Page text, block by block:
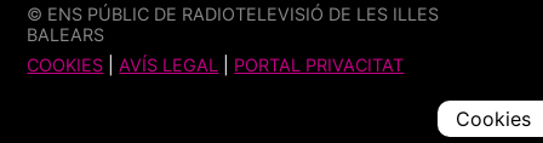
© ENS PÚBLIC DE RADIOTELEVISIÓ DE LES ILLES
BALEARS
COOKIES |AVÍS LEGAL PORTAL PRIVACITAT
Cookies